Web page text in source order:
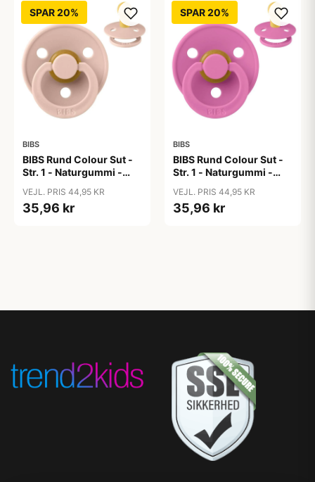
SPAR 20%
BIBS
BIBS Rund Colour Sut -
Str. 1 - Naturgummi -
VEJL. PRIS 44,95 KR
35,96 kr
SPAR 20%
BIBS
BIBS Rund Colour Sut -
Str. 1 - Naturgummi -
VEJL. PRIS 44,95 KR
35,96 kr